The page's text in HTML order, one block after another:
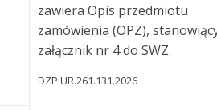
zawiera Opis przedmiotu
zamówienia (OPZ),
załącznik nr 4 do SWZ.
DZP.UR.261.131.2026